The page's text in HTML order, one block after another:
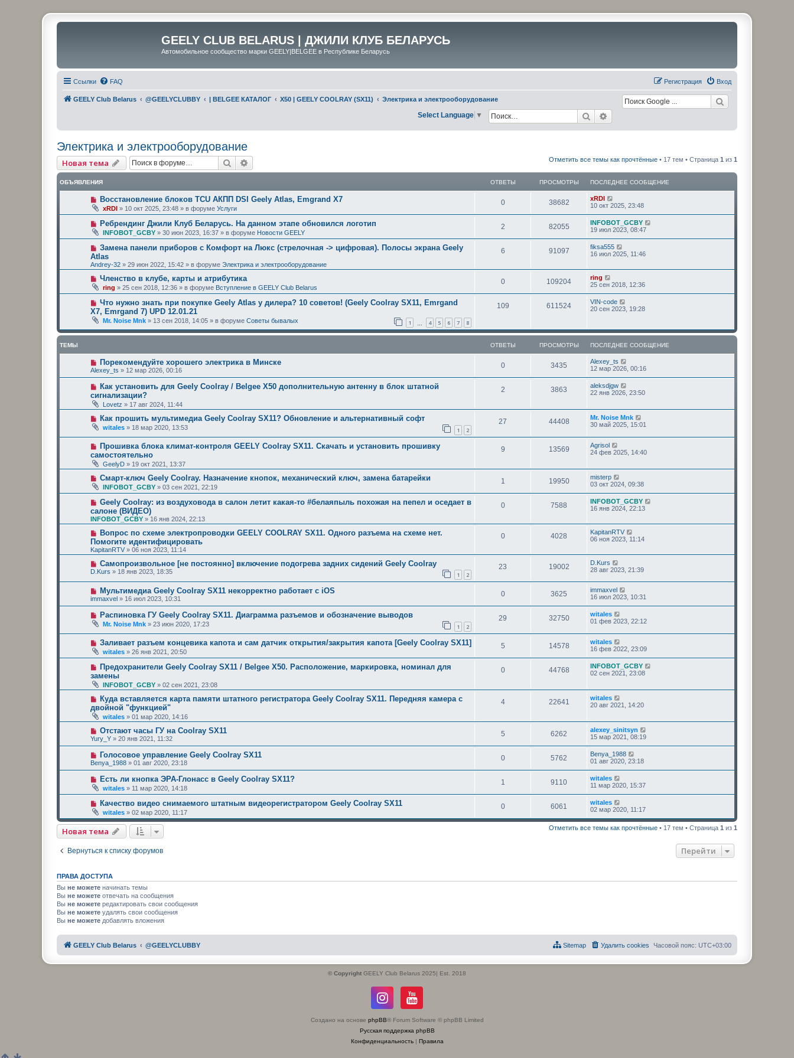
GEELY CLUB BELARUS | ДЖИЛИ КЛУБ БЕЛАРУСЬ
Автомобильное сообщество марки GEELY|BELGEE в Республике Беларусь
Ссылки FAQ Вход
Регистрация
GEELY Club Belarus @GEELYCLUBBY | BELGEE КАТАЛОГ X50 | GEELY COOLRAY (SX11) Электрика и электрооборудование
Поиск
Select Language ▼
Электрика и электрооборудование
Новая тема Поиск Отметить все темы как прочтённые • 17 тем • Страница 1 из 1
ОБЪЯВЛЕНИЯ ОТВЕТЫ ПРОСМОТРЫ ПОСЛЕДНЕЕ СООБЩЕНИЕ
Восстановление блоков TCU АКПП DSI Geely Atlas, Emgrand X7
xRDI » 10 окт 2025, 23:48 » в форуме Услуги
0 38682
xRDI
10 окт 2025, 23:48
Ребрендинг Джили Клуб Беларусь. На данном этапе обновился логотип
INFOBOT_GCBY » 30 июн 2023, 16:37 » в форуме Новости GEELY
2 82055
INFOBOT_GCBY
19 июл 2023, 08:47
Замена панели приборов с Комфорт на Люкс (стрелочная -> цифровая). Полосы экрана Geely
Atlas
Andrey-32 » 29 июн 2022, 15:42 » в форуме Электрика и электрооборудование
6 91097
fiksa555
16 июл 2025, 11:46
Членство в клубе, карты и атрибутика
ring » 25 сен 2018, 12:36 » в форуме Вступление в GEELY Club Belarus
0 109204
ring
25 сен 2018, 12:36
Что нужно знать при покупке Geely Atlas у дилера? 10 советов! (Geely Coolray SX11, Emrgand
X7, Emrgand 7) UPD 12.01.21
Mr. Noise Mnk » 13 сен 2018, 14:05 » в форуме Советы бывалых 1 4 5 6 7 8
109 611524
VIN-code
20 сен 2023, 19:28
ТЕМЫ ОТВЕТЫ ПРОСМОТРЫ ПОСЛЕДНЕЕ СООБЩЕНИЕ
Порекомендуйте хорошего электрика в Минске
Alexey_ts » 12 мар 2026, 00:16
0 3435
Alexey_ts
12 мар 2026, 00:16
Как установить для Geely Coolray / Belgee X50 дополнительную антенну в блок штатной
сигнализации?
Lovetz » 17 авг 2024, 11:44
2 3863
aleksdjgw
22 янв 2026, 23:50
Как прошить мультимедиа Geely Coolray SX11? Обновление и альтернативный софт
witales » 18 мар 2020, 13:53 1 2
27 44408
Mr. Noise Mnk
30 май 2025, 15:01
Прошивка блока климат-контроля GEELY Coolray SX11. Скачать и установить прошивку
самостоятельно
GeelyD » 19 окт 2021, 13:37
9 13569
Agrisol
24 фев 2025, 14:40
Смарт-ключ Geely Coolray. Назначение кнопок, механический ключ, замена батарейки
INFOBOT_GCBY » 03 сен 2021, 22:19
1 19950
misterp
03 окт 2024, 09:38
Geely Coolray: из воздуховода в салон летит какая-то #белаяпыль похожая на пепел и оседает в
салоне (ВИДЕО)
INFOBOT_GCBY » 16 янв 2024, 22:13
0 7588
INFOBOT_GCBY
16 янв 2024, 22:13
Вопрос по схеме электропроводки GEELY COOLRAY SX11. Одного разъема на схеме нет.
Помогите идентифицировать
KapitanRTV » 06 ноя 2023, 11:14
0 4028
KapitanRTV
06 ноя 2023, 11:14
Самопроизвольное [не постоянно] включение подогрева задних сидений Geely Coolray
D.Kurs » 18 янв 2023, 18:35 1 2
23 19002
D.Kurs
28 авг 2023, 21:39
Мультимедиа Geely Coolray SX11 некорректно работает с iOS
immaxvel » 16 июл 2023, 10:31
0 3625
immaxvel
16 июл 2023, 10:31
Распиновка ГУ Geely Coolray SX11. Диаграмма разъемов и обозначение выводов
Mr. Noise Mnk » 23 июн 2020, 17:23 1 2
29 32750
witales
01 фев 2023, 22:12
Заливает разъем концевика капота и сам датчик открытия/закрытия капота [Geely Coolray SX11]
witales » 26 янв 2021, 20:50
5 14578
witales
16 фев 2022, 23:09
Предохранители Geely Coolray SX11 / Belgee X50. Расположение, маркировка, номинал для
замены
INFOBOT_GCBY » 02 сен 2021, 23:08
0 44768
INFOBOT_GCBY
02 сен 2021, 23:08
Куда вставляется карта памяти штатного регистратора Geely Coolray SX11. Передняя камера с
двойной "функцией"
witales » 01 мар 2020, 14:16
4 22641
witales
20 авг 2021, 14:20
Отстают часы ГУ на Coolray SX11
Yury_Y » 20 янв 2021, 11:32
5 6262
alexey_sinitsyn
15 мар 2021, 08:19
Голосовое управление Geely Coolray SX11
Benya_1988 » 01 авг 2020, 23:18
0 5762
Benya_1988
01 авг 2020, 23:18
Есть ли кнопка ЭРА-Глонасс в Geely Coolray SX11?
witales » 11 мар 2020, 14:18
1 9110
witales
11 мар 2020, 15:37
Качество видео снимаемого штатным видеорегистратором Geely Coolray SX11
witales » 02 мар 2020, 11:17
0 6061
witales
02 мар 2020, 11:17
Новая тема Отметить все темы как прочтённые • 17 тем • Страница 1 из 1
Вернуться к списку форумов Перейти
ПРАВА ДОСТУПА
Вы не можете начинать темы
Вы не можете отвечать на сообщения
Вы не можете редактировать свои сообщения
Вы не можете удалять свои сообщения
Вы не можете добавлять вложения
GEELY Club Belarus @GEELYCLUBBY Часовой пояс: UTC+03:00
Удалить cookies
Sitemap
© Copyright GEELY Club Belarus 2025| Est. 2018
Создано на основе phpBB® Forum Software © phpBB Limited
Русская поддержка phpBB
Конфиденциальность| Правила